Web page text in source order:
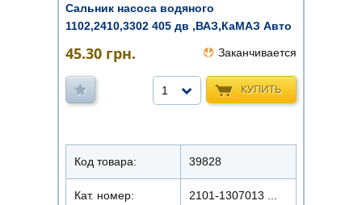
Сальник насоса водяного
1102,2410,3302 405 дв ,ВАЗ,КаМАЗ Авто
45.30 грн. Заканчивается
КУПИТЬ
1
Код товара: 39828
Кат. номер: 2101-1307013 ...